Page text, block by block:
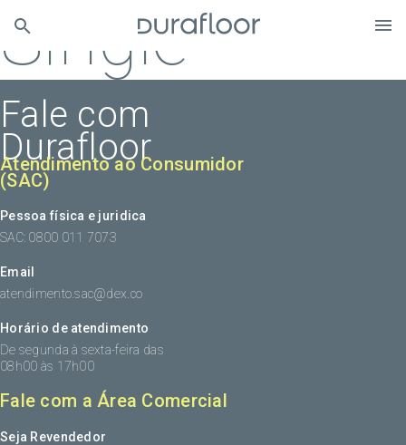
Single
Fale com
Durafloor
Atendimento ao Consumidor
(SAC)
Pessoa física e juridica
SAC: 0800 011 7073
Email
atendimento.sac@dex.co
Horário de atendimento
De segunda à sexta-feira das
08h00 às 17h00
Fale com a Área Comercial
Seja Revendedor